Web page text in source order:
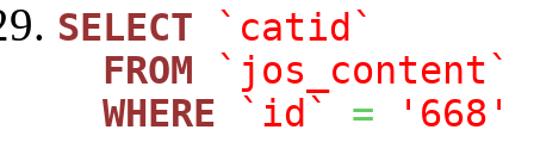
SELECT
`catid`
FROM
`jos_content`
WHERE
`id` =
'668'